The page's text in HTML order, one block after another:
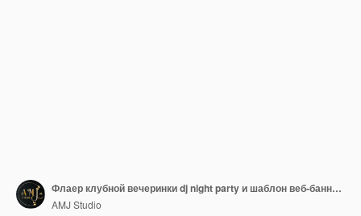
Флаер клубной вечеринки dj night party и шаблон веб-баннера в социальных сетях
AMJ Studio